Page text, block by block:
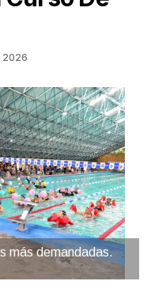
2026
más demandadas.